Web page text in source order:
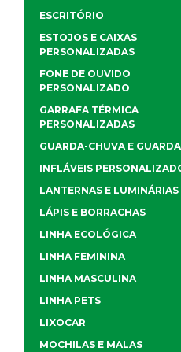
ESCRITÓRIO
ESTOJOS E CAIXAS
PERSONALIZADAS
FONE DE OUVIDO
PERSONALIZADO
GARRAFA TÉRMICA
PERSONALIZADAS
GUARDA-CHUVA E
INFLÁVEIS
LANTERNAS E LUMINÁRIAS
LÁPIS E BORRACHAS
LINHA ECOLÓGICA
LINHA FEMININA
LINHA MASCULINA
LINHA PETS
LIXOCAR
MOCHILAS E MALAS